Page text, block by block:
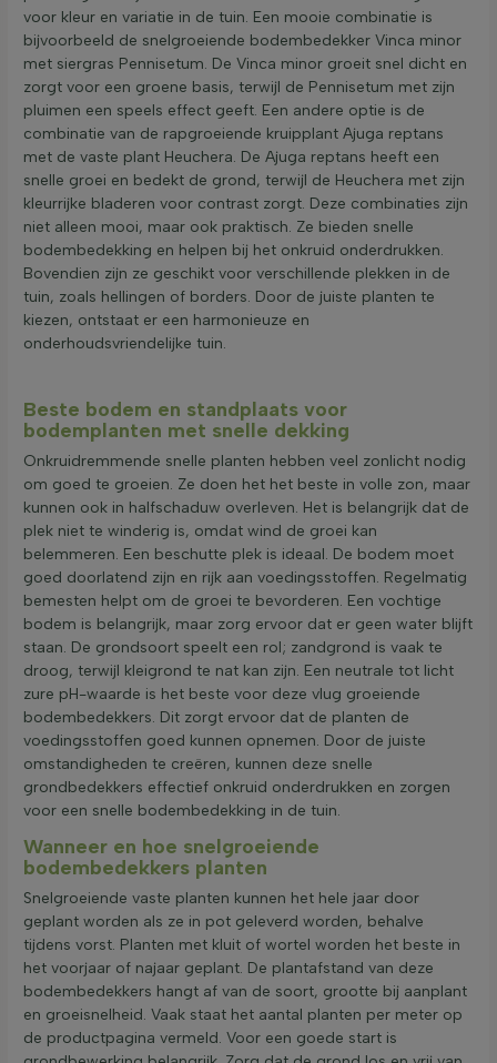
voor kleur en variatie in de tuin. Een mooie combinatie is
bijvoorbeeld de snelgroeiende bodembedekker Vinca minor
met siergras Pennisetum. De Vinca minor groeit snel dicht en
zorgt voor een groene basis, terwijl de Pennisetum met zijn
pluimen een speels effect geeft. Een andere optie is de
combinatie van de rapgroeiende kruipplant Ajuga reptans
met de vaste plant Heuchera. De Ajuga reptans heeft een
snelle groei en bedekt de grond, terwijl de Heuchera met zijn
kleurrijke bladeren voor contrast zorgt. Deze combinaties zijn
niet alleen mooi, maar ook praktisch. Ze bieden snelle
bodembedekking en helpen bij het onkruid onderdrukken.
Bovendien zijn ze geschikt voor verschillende plekken in de
tuin, zoals hellingen of borders. Door de juiste planten te
kiezen, ontstaat er een harmonieuze en
onderhoudsvriendelijke tuin.
Beste bodem en standplaats voor
bodemplanten met snelle dekking
Onkruidremmende snelle planten hebben veel zonlicht nodig
om goed te groeien. Ze doen het het beste in volle zon, maar
kunnen ook in halfschaduw overleven. Het is belangrijk dat de
plek niet te winderig is, omdat wind de groei kan
belemmeren. Een beschutte plek is ideaal. De bodem moet
goed doorlatend zijn en rijk aan voedingsstoffen. Regelmatig
bemesten helpt om de groei te bevorderen. Een vochtige
bodem is belangrijk, maar zorg ervoor dat er geen water blijft
staan. De grondsoort speelt een rol; zandgrond is vaak te
droog, terwijl kleigrond te nat kan zijn. Een neutrale tot licht
zure pH-waarde is het beste voor deze vlug groeiende
bodembedekkers. Dit zorgt ervoor dat de planten de
voedingsstoffen goed kunnen opnemen. Door de juiste
omstandigheden te creëren, kunnen deze snelle
grondbedekkers effectief onkruid onderdrukken en zorgen
voor een snelle bodembedekking in de tuin.
Wanneer en hoe snelgroeiende
bodembedekkers planten
Snelgroeiende vaste planten kunnen het hele jaar door
geplant worden als ze in pot geleverd worden, behalve
tijdens vorst. Planten met kluit of wortel worden het beste in
het voorjaar of najaar geplant. De plantafstand van deze
bodembedekkers hangt af van de soort, grootte bij aanplant
en groeisnelheid. Vaak staat het aantal planten per meter op
de productpagina vermeld. Voor een goede start is